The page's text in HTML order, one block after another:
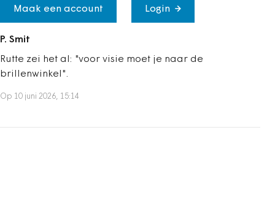
Maak een account Login
P. Smit
Rutte zei het al: "voor visie moet je naar de
brillenwinkel".
Op 10 juni 2026, 15:14